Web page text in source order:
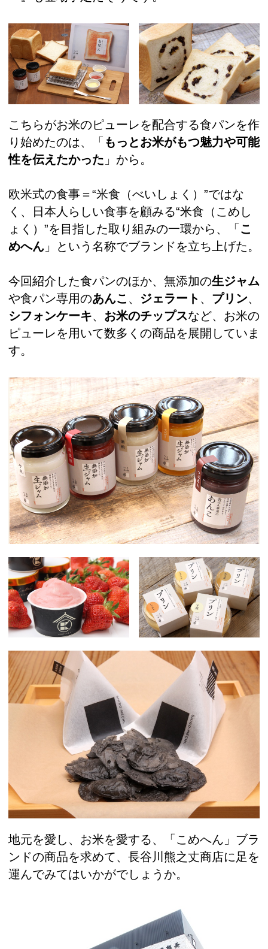
こちらがお米のピューレを配合する食パンを作
り始めたのは、「 もっとお米がもつ魅力や可能
性を伝えたかった 」から。
欧米式の食事＝“米食（べいしょく）”ではな
く、日本人らしい食事を顧みる“米食（こめし
ょく）”を目指した取り組みの一環から、「 こ
めへん 」という名称でブランドを立ち上げた。
今回紹介した食パンのほか、無添加の生ジャム
や食パン専用のあんこ 、 ジェラート 、 プリン、
シフォンケーキ、 お米のチップスなど、お米の
ピューレを用いて数多くの商品を展開していま
す。
地元を愛し、お米を愛する、「こめへん」ブラ
ンドの商品を求めて、長谷川熊之丈商店に足を
運んでみてはいかがでしょうか。